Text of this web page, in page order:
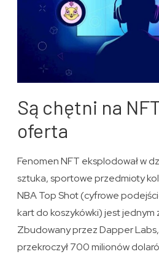
Są chętni na
oferta
Fenomen NFT eksplodował w
sztuka, sportowe przedmioty
NBA Top Shot (cyfrowe
kart do koszykówki) jest jednym
Zbudowany przez Dapper
przekroczył 700 milionów